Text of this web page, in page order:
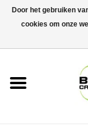
KS TOOLS
Door het gebruiken
cookies om onze